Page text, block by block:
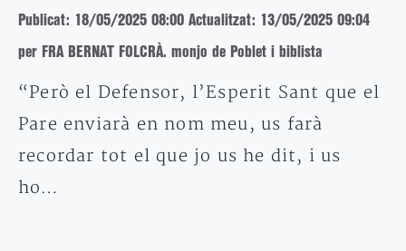
Publicat: 18/05/2025 08:00 Actualitzat: 13/05/2025 09:04
per FRA BERNAT FOLCRÀ. monjo de Poblet i biblista
“Però el Defensor, l’Esperit Sant que el
Pare enviarà en nom meu, us farà
recordar tot el que jo us he dit, i us
ho…